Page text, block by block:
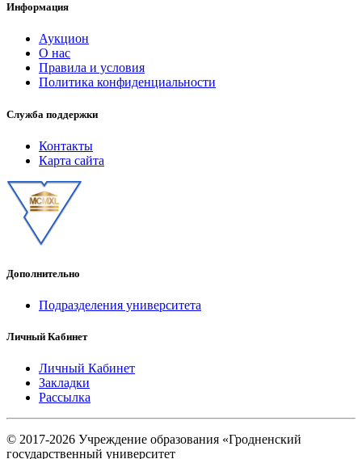
Информация
Аукцион
О нас
Правила и условия
Политика конфиденциальности
Служба поддержки
Контакты
Карта сайта
Дополнительно
Подразделения университета
Личный Кабинет
Личный Кабинет
Закладки
Рассылка
© 2017-2026 Учреждение образования «Гродненский
государственный университет